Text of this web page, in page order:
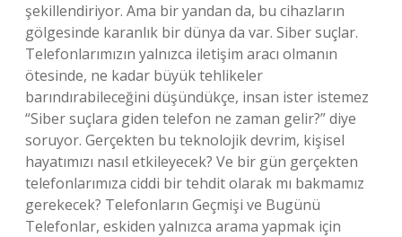
şekillendiriyor. Ama bir yandan da, bu cihazların
gölgesinde karanlık bir dünya da var. Siber suçlar.
Telefonlarımızın yalnızca iletişim aracı olmanın
ötesinde, ne kadar büyük tehlikeler
barındırabileceğini düşündükçe, insan ister istemez
“Siber suçlara giden telefon ne zaman gelir?” diye
soruyor. Gerçekten bu teknolojik devrim, kişisel
hayatımızı nasıl etkileyecek? Ve bir gün gerçekten
telefonlarımıza ciddi bir tehdit olarak mı bakmamız
gerekecek? Telefonların Geçmişi ve Bugünü
Telefonlar, eskiden yalnızca arama yapmak için